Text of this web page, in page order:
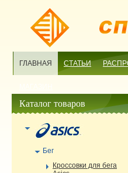
ГЛАВНАЯ СТАТЬИ
Каталог товаров
Бег
Кроссовки для бега